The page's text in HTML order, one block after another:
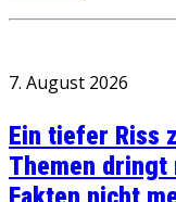
7. August 2026
Ein tiefer Riss
Themen dringt